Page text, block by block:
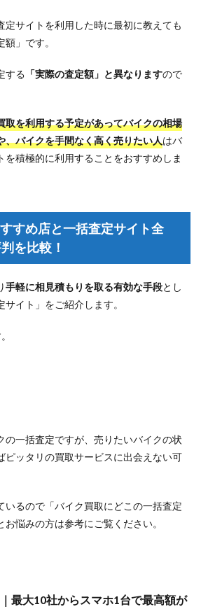
定サイトを利用した時に最初に教えても
」です。
する 「実際の査定額」と異なりますので
取を利用する予定があってバイクの相場
、バイクを手間なく高く売りたい人はバ
を積極的に利用することをおすすめしま
すめ店と一括査定サイト全
を比較！
手軽に相見積もりを取る有効な手段とし
イト」をご紹介します。
の一括査定ですが、売りたいバイクの状
ピッタリの買取サービスに出会えない可
いるので「バイク買取にどこの一括査定
悩みの方は参考にご覧ください。
最大10社からスマホ1台で最高額が